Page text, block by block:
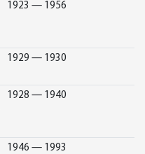
1923 — 1956
1929 — 1930
1928 — 1940
1946 — 1993